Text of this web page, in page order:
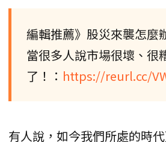
編輯推薦》股災來襲怎麼
當很多人說市場很壞、很
了！： https://reurl.cc/
有人說，如今我們所處的時